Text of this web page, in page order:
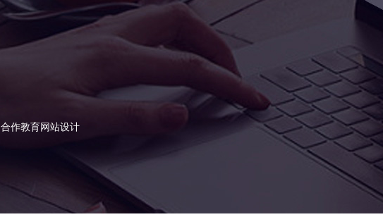
合作教育网站设计